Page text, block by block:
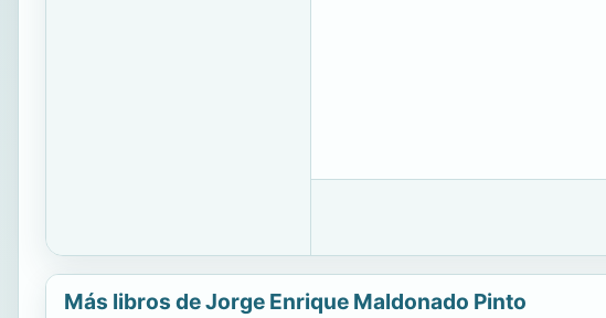
Más libros de Jorge Enrique Maldonado Pinto